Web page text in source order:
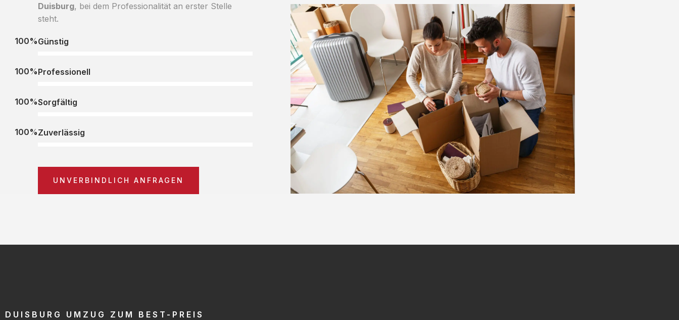
Duisburg, bei dem Professionalität an erster Stelle
steht.
Günstig
100%
Professionell
100%
Sorgfältig
100%
Zuverlässig
100%
UNVERBINDLICH ANFRAGEN
DUISBURG UMZUG ZUM BEST-PREIS